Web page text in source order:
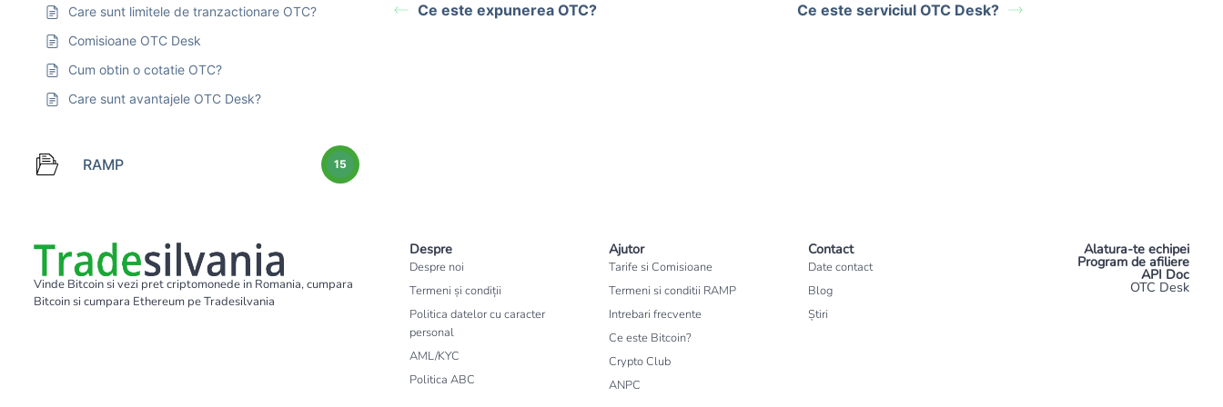
Care sunt limitele de tranzactionare OTC?
Comisioane OTC Desk
Cum obtin o cotatie OTC?
Care sunt avantajele OTC Desk?
RAMP 15
Ce este expunerea OTC? Ce este serviciul OTC Desk?
Vinde Bitcoin si vezi pret criptomonede in Romania, cumpara
Bitcoin si cumpara Ethereum pe Tradesilvania
Despre
Despre noi
Termeni și condiții
Politica datelor cu caracter
personal
AML/KYC
Politica ABC
Ajutor
Tarife si Comisioane
Termeni si conditii RAMP
Intrebari frecvente
Ce este Bitcoin?
Crypto Club
ANPC
Contact
Date contact
Blog
Știri
Alatura-te echipei
Program de afiliere
API Doc
OTC Desk